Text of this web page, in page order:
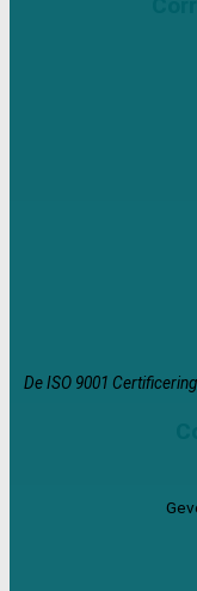
De ISO 9001